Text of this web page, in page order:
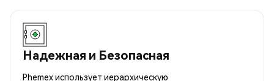
Надежная и Безопасная
Phemex использует иерархическую